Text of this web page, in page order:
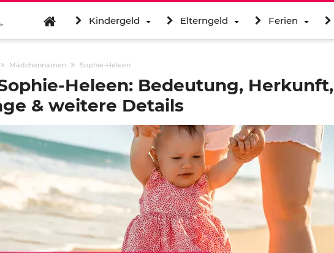
Kindergeld Elterngeld Ferien
Mädchennamen Sophie-Heleen
Heleen: Bedeutung, Herkunft,
& weitere Details